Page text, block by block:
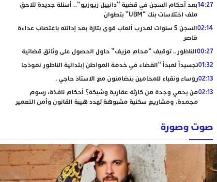
14:27بعد أحكام السجن في قضية “دانييل زيوزيو”.. أسئلة جديدة تلاحق
ملف اختلاسات بنك “UBM” بتطوان
02:14
السجن 5 سنوات لمدرب ألعاب قوى بتازة بعد إدانته باغتصاب عداءة
قاصر
00:27الناظور.. توقيف “محام مزيف” حاول الحصول على وثائق قضائية
01:32تجسيداً لمبدأ “القضاء في خدمة المواطن إبتدائية الناظور نموذجا
02:13رؤساء ونقباء للمحامين يتضامنون مع الاستاذ حاجي .
02:13من يحمي وجدة من كارثة عقارية وشيكة؟ أحكام نافذة، رسوم
مجمدة، ومشاريع سكنية مشبوهة تهدد هيبة القانون وأمن التعمير
صوت وصورة